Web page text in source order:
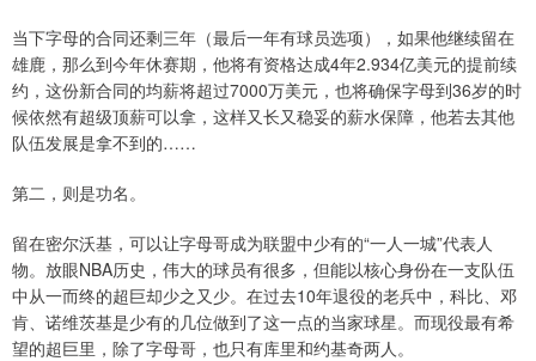
当下字母的合同还剩三年（最后一年有球员选项），如果他继续留在
雄鹿，那么到今年休赛期，他将有资格达成4年2.934亿美元的提前续
约，这份新合同的均薪将超过7000万美元，也将确保字母到36岁的时
候依然有超级顶薪可以拿，这样又长又稳妥的薪水保障，他若去其他
队伍发展是拿不到的……
第二，则是功名。
留在密尔沃基，可以让字母哥成为联盟中少有的“一人一城”代表人
物。放眼NBA历史，伟大的球员有很多，但能以核心身份在一支队伍
中从一而终的超巨却少之又少。在过去10年退役的老兵中，科比、邓
肯、诺维茨基是少有的几位做到了这一点的当家球星。而现役最有希
望的超巨里，除了字母哥，也只有库里和约基奇两人。